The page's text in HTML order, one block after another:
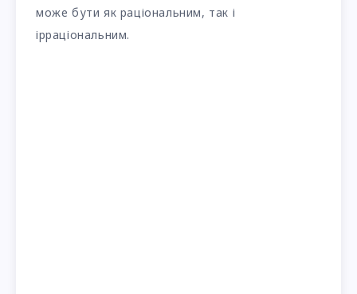
може бути як раціональним, так і
ірраціональним.